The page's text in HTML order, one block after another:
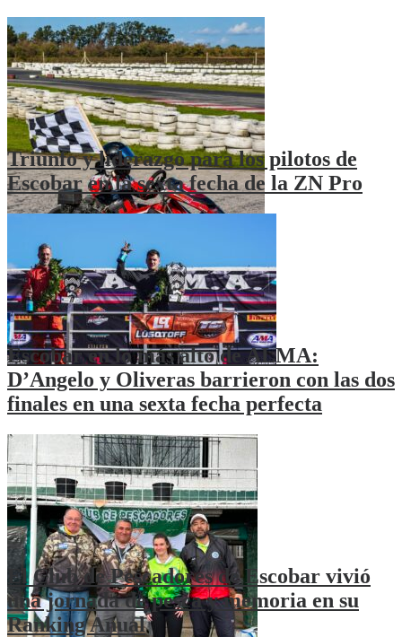
Triunfo y liderazgo para los pilotos de
Escobar en la sexta fecha de la ZN Pro
Escobar en lo más alto de ALMA:
D’Angelo y Oliveras barrieron con las dos
finales en una sexta fecha perfecta
El Club de Pescadores de Escobar vivió
una jornada de pesca y memoria en su
Ranking Anual